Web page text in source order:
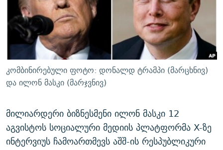
ᲛᲝᲚᲐᲞᲐᲠᲐᲙᲔ ᲢᲔᲥᲡᲢᲔᲑᲘ
ᲨᲘᲜ - ᲣᲪᲮᲝᲔᲗᲨᲘ
ᲚᲘᲢᲔᲠᲐᲢᲣᲠᲣᲚᲘ ᲬᲐᲮᲜᲐᲒᲔᲑᲘ
ᲐᲛᲔᲠᲘᲙᲣᲚᲘ ᲛᲝᲗᲮᲠᲝᲑᲐ
ᲘᲛᲞᲔᲠᲘᲐ ᲓᲐ ᲠᲐᲓᲘᲝ
ᲩᲔᲛᲘ ᲡᲘᲙᲕᲓᲘᲚᲘᲡ ᲛᲘᲖᲔᲖᲘᲐ COVID-19
11 ᲬᲔᲚᲘ - 11 ᲐᲛᲑᲐᲕᲘ
ᲡᲐᲞᲐᲠᲚᲐᲛᲔᲜᲢᲝ ᲐᲠᲩᲔᲕᲜᲔᲑᲘᲡ ᲘᲡᲢᲝᲠᲘᲐ
ᲑᲐᲕᲨᲕᲔᲑᲘ ᲞᲠᲝᲡᲢᲘᲢᲣᲪᲘᲐᲨᲘ - ᲐᲛᲝᲣᲗᲥᲛᲔᲚᲘ ᲐᲛᲑᲐᲕᲘ
5 ᲐᲛᲑᲐᲕᲘ - 20 ᲘᲕᲜᲘᲡᲡ ᲓᲐᲨᲐᲕᲔᲑᲣᲚᲔᲑᲘ
ПРИВЕТ ᲙᲣᲚᲢᲣᲠᲐ
ᲒᲐᲛᲝᲘᲬᲔᲠᲔ
რთე/რთ-ის ყველა საიტი
კომბინირებული ფოტო: დონალდ ტრამპი (მარცხნივ)
და ილონ მასკი (მარჯვნივ)
მილიარდერი ბიზნესმენი ილონ მასკი 12
აგვისტოს სოციალური მედიის პლატფორმა X-ზე
ინტერვიუს ჩამოართმევს აშშ-ის რესპუბლიკური